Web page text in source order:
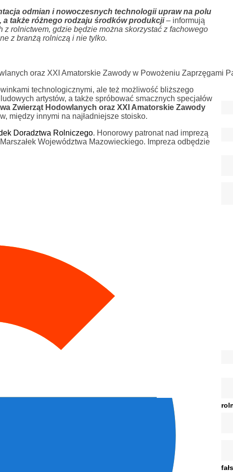
odmian i nowoczesnych technologii upraw na polu
także różnego rodzaju środków produkcji– informują
rolnictwem, gdzie będzie można skorzystać z fachowego
z branżą rolniczą i nie tylko.
oraz XXI Amatorskie Zawody w Powożeniu Zaprzęgami
technologicznymi, ale też możliwość bliższego
artystów, a także spróbować smacznych specjałów
Zwierząt Hodowlanych oraz XXI Amatorskie Zawody
między innymi na najładniejsze stoisko.
Doradztwa Rolniczego. Honorowy patronat nad imprezą
Województwa Mazowieckiego. Impreza odbędzie